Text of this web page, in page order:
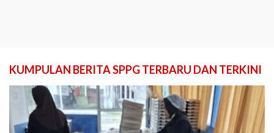
KUMPULAN BERITA SPPG TERBARU DAN TERKINI